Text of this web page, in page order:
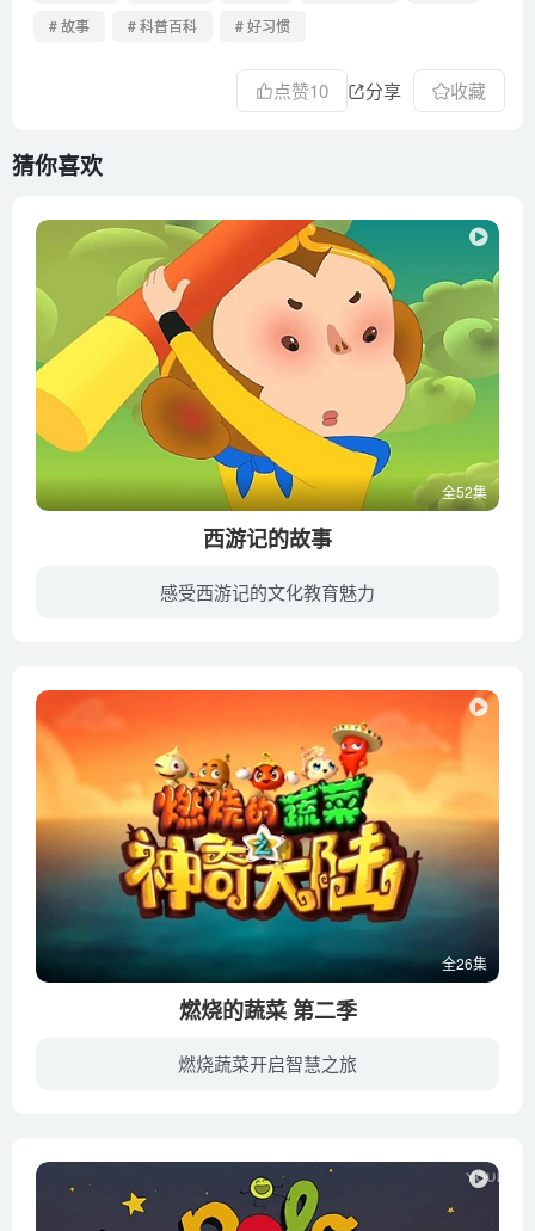
# 故事
# 科普百科 # 好习惯
点赞10 分享 收藏
猜你喜欢
全52集
西游记的故事
感受西游记的文化教育魅力
全26集
燃烧的蔬菜 第二季
燃烧蔬菜开启智慧之旅